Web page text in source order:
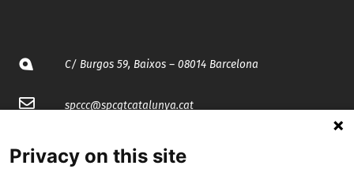
C/ Burgos 59, Baixos – 08014 Barcelona
spccc@spcgtcatalunya.cat
Privacy on this site